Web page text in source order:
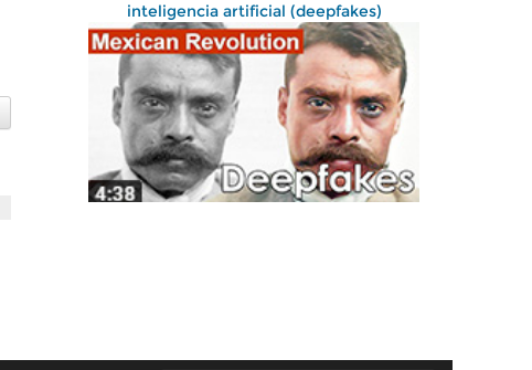
inteligencia artificial (deepfakes)